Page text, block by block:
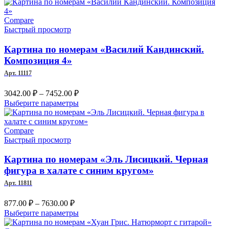
можно
выбрать
Compare
Быстрый просмотр
Картина по номерам «Василий Кандинский.
Композиция 4»
Арт. 11117
3042.00 ₽ – 7452.00 ₽Диапазон
цен:
3042.00 ₽
–
Выберите параметрыЭтот
товар
имеет
можно
выбрать
на
Compare
Быстрый просмотр
Картина по номерам «Эль Лисицкий. Черная
фигура в халате с синим кругом»
Арт. 11811
877.00 ₽ – 7630.00 ₽Диапазон
цен:
877.00 ₽
Выберите параметрыЭтот
товар